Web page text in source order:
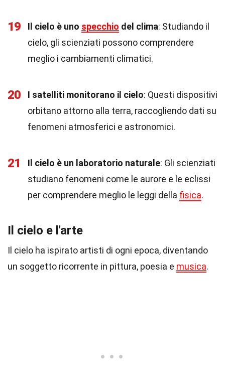
19 Il cielo è uno specchio del clima: Studiando il
cielo, gli scienziati possono comprendere
meglio i cambiamenti climatici.
20 I satelliti monitorano il cielo: Questi dispositivi
orbitano attorno alla terra, raccogliendo dati su
fenomeni atmosferici e astronomici.
21 Il cielo è un laboratorio naturale: Gli scienziati
studiano fenomeni come le aurore e le eclissi
per comprendere meglio le leggi della fisica.
Il cielo e l'arte
Il cielo ha ispirato artisti di ogni epoca, diventando
un soggetto ricorrente in pittura, poesia e musica.